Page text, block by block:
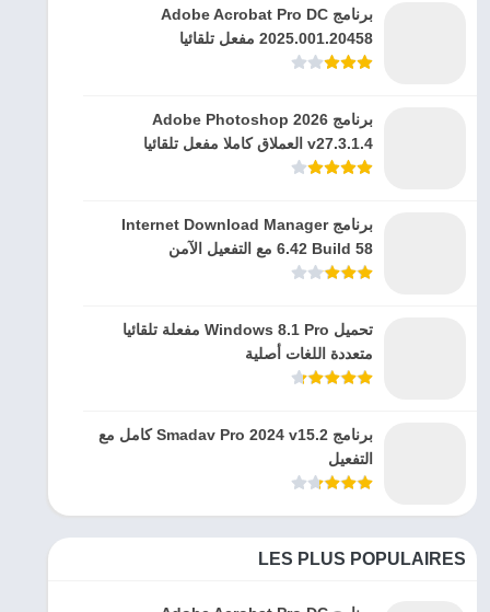
برنامج Adobe Acrobat Pro DC
2025.001.20458 مفعل تلقائيا
برنامج Adobe Photoshop 2026
v27.3.1.4 العملاق كاملا مفعل تلقائيا
برنامج Internet Download Manager
6.42 Build 58 مع التفعيل الآمن
تحميل Windows 8.1 Pro مفعلة تلقائيا
متعددة اللغات أصلية
برنامج Smadav Pro 2024 v15.2 كامل مع
التفعيل
LES PLUS POPULAIRES